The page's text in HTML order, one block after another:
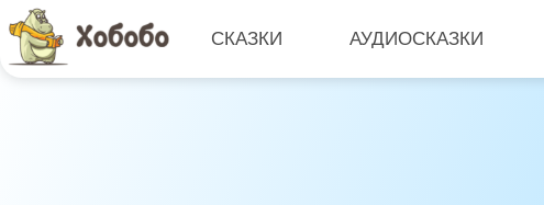
СКАЗКИ АУДИОСКАЗКИ